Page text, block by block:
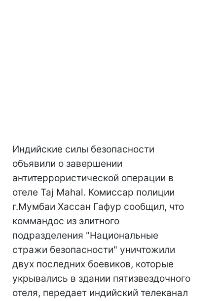
Индийские силы безопасности
объявили о завершении
антитеррористической операции в
отеле Taj Mahal. Комиссар полиции
г.Мумбаи Хассан Гафур сообщил, что
коммандос из элитного
подразделения "Национальные
стражи безопасности" уничтожили
двух последних боевиков, которые
укрывались в здании пятизвездочного
отеля, передает индийский телеканал